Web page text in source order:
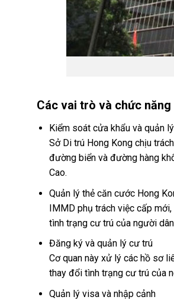
Các vai trò và chức năng
Kiểm soát cửa khẩu và quản
Sở Di trú Hong Kong chịu
đường biển và đường hàng
Cao.
Quản lý thẻ căn cước Hong
IMMD phụ trách việc cấp
tình trạng cư trú của người
Đăng ký và quản lý cư trú
Cơ quan này xử lý các hồ sơ
thay đổi tình trạng cư trú của
Quản lý visa và nhập cảnh